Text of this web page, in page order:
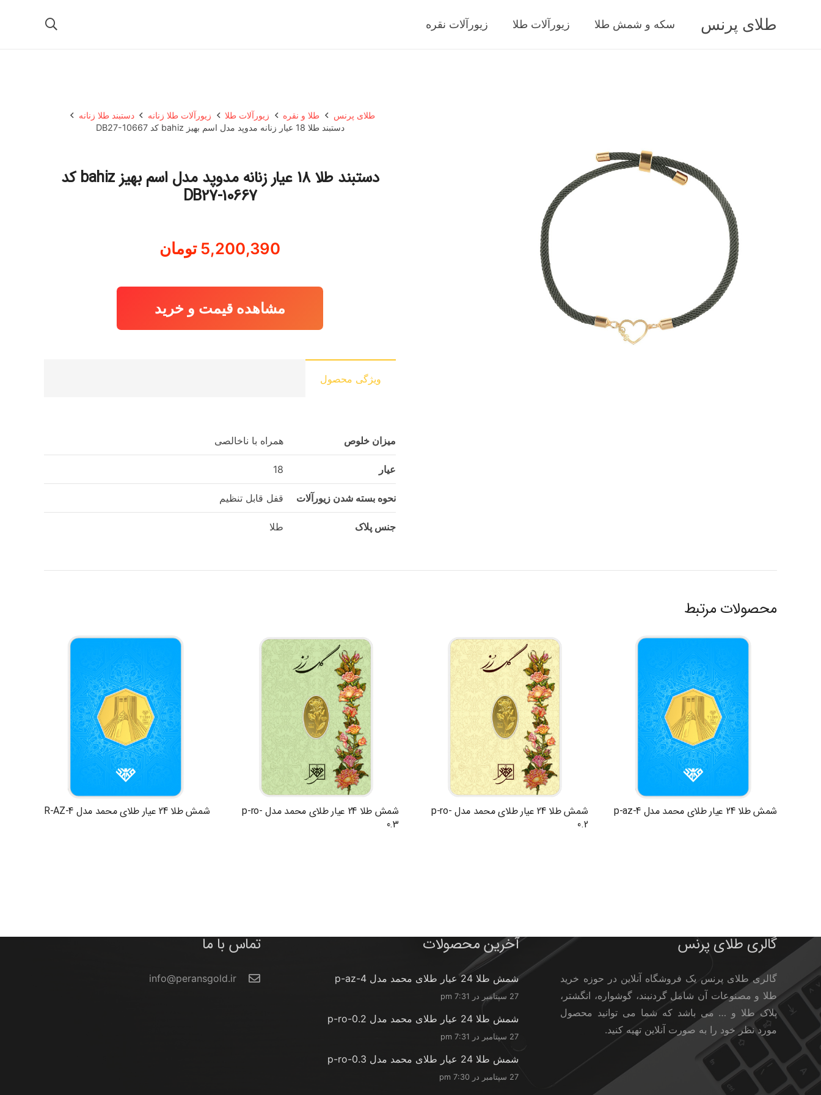
طلای پرنس سکه و شمش طلا زیورآلات طلا زیورآلات نقره
طلای پرنس طلا و نقره زیورآلات طلا زیورآلات طلا زنانه
دستبند طلا زنانه
دستبند طلا 18 عیار زنانه مدوپد مدل اسم بهیز bahiz کد DB27-10667
دستبند طلا 18 عیار زنانه مدوپد مدل اسم بهیز bahiz کد
DB27-10667
5,200,390 تومان
مشاهده قیمت و خرید
ویژگی محصول
میزان خلوص همراه با ناخالصی
عیار 18
نحوه بسته شدن زیورآلات قفل قابل تنظیم
جنس پلاک طلا
محصولات مرتبط
شمش طلا 24 عیار طلای محمد مدل p-az-4
شمش طلا 24 عیار طلای محمد مدل p-ro-
0.2
شمش طلا 24 عیار طلای محمد مدل p-ro-
0.3
شمش طلا 24 عیار طلای محمد مدل R-AZ-4
گالری طلای پرنس
گالری طلای پرنس یک فروشگاه آنلاین در حوزه خرید
طلا و مصنوعات آن شامل گردنبند، گوشواره، انگشتر،
پلاک طلا و … می باشد که شما می توانید محصول
مورد نظر خود را به صورت آنلاین تهیه کنید.
آخرین محصولات
شمش طلا 24 عیار طلای محمد مدل p-az-4
27 سپتامبر در 7:31 pm
شمش طلا 24 عیار طلای محمد مدل p-ro-0.2
27 سپتامبر در 7:31 pm
شمش طلا 24 عیار طلای محمد مدل p-ro-0.3
27 سپتامبر در 7:30 pm
تماس با ما
info@peransgold.ir